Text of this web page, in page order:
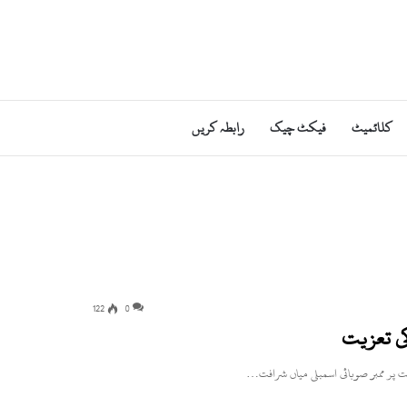
کلائمیٹ فیکٹ چیک رابطہ کریں
0
122
تعزیت
پر ممبر صوبائی اسمبلی میاں شرافت…